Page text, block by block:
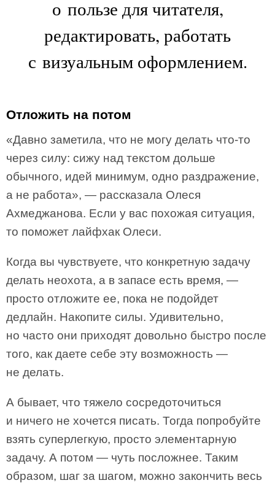
о пользе для читателя,
редактировать, работать
с визуальным оформлением.
Отложить на потом
«Давно заметила, что не могу делать что-то
через силу: сижу над текстом дольше
обычного, идей минимум, одно раздражение,
а не работа», — рассказала Олеся
Ахмеджанова. Если у вас похожая ситуация,
то поможет лайфхак Олеси.
Когда вы чувствуете, что конкретную задачу
делать неохота, а в запасе есть время, —
просто отложите ее, пока не подойдет
дедлайн. Накопите силы. Удивительно,
но часто они приходят довольно быстро после
того, как даете себе эту возможность —
не делать.
А бывает, что тяжело сосредоточиться
и ничего не хочется писать. Тогда попробуйте
взять суперлегкую, просто элементарную
задачу. А потом — чуть посложнее. Таким
образом, шаг за шагом, можно закончить весь